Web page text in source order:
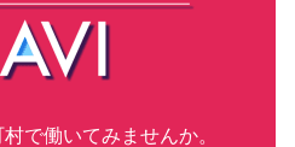
で働いてみませんか。